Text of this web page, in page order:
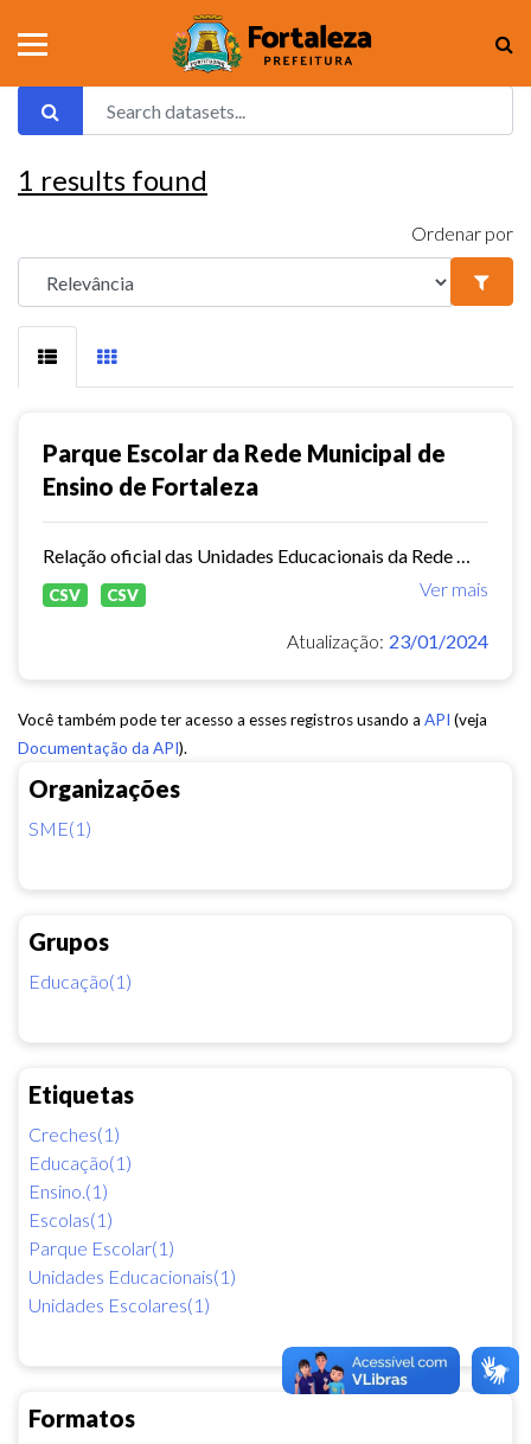
Organizações
SME(1)
Grupos
Educação(1)
Etiquetas
Creches(1)
Educação(1)
Ensino.(1)
Escolas(1)
Parque Escolar(1)
Unidades Educacionais(1)
Unidades Escolares(1)
Formatos
1 results found
Ordenar por
Parque Escolar da Rede Municipal de
Ensino de Fortaleza
Ver mais
CSV CSV
Atualização: 23/01/2024
Você também pode ter acesso a esses registros usando a API (veja
Documentação da API).